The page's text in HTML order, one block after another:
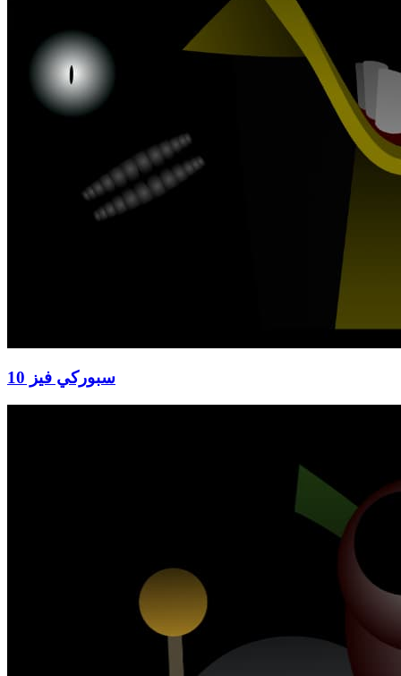
سبوركي فيز 10